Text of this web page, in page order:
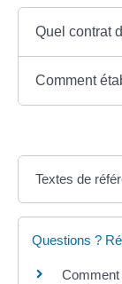
Quel contrat
Comment
Textes de
Questions ?
Comment